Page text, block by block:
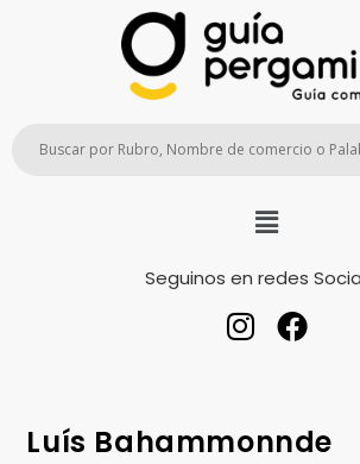
Seguinos en redes
Luís Bahammonnde